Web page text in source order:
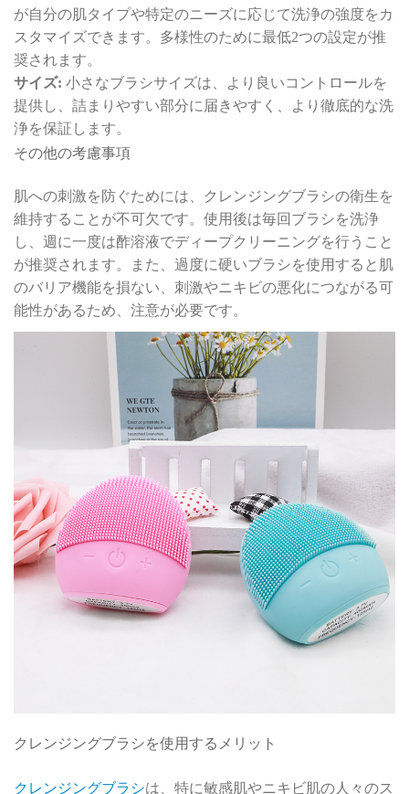
が自分の肌タイプや特定のニーズに応じて洗浄の強度をカ
スタマイズできます。多様性のために最低2つの設定が推
奨されます。
サイズ: 小さなブラシサイズは、より良いコントロールを
提供し、詰まりやすい部分に届きやすく、より徹底的な洗
浄を保証します。
その他の考慮事項
肌への刺激を防ぐためには、クレンジングブラシの衛生を
維持することが不可欠です。使用後は毎回ブラシを洗浄
し、週に一度は酢溶液でディープクリーニングを行うこと
が推奨されます。また、過度に硬いブラシを使用すると肌
のバリア機能を損ない、刺激やニキビの悪化につながる可
能性があるため、注意が必要です。
クレンジングブラシを使用するメリット
クレンジングブラシは、特に敏感肌やニキビ肌の人々のス